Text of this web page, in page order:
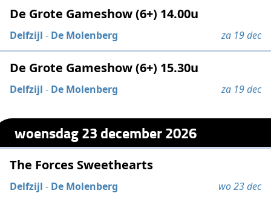
De Grote Gameshow (6+) 14.00u
Delfzijl - De Molenberg za 19 dec
De Grote Gameshow (6+) 15.30u
Delfzijl - De Molenberg za 19 dec
woensdag 23 december 2026
The Forces Sweethearts
Delfzijl - De Molenberg wo 23 dec